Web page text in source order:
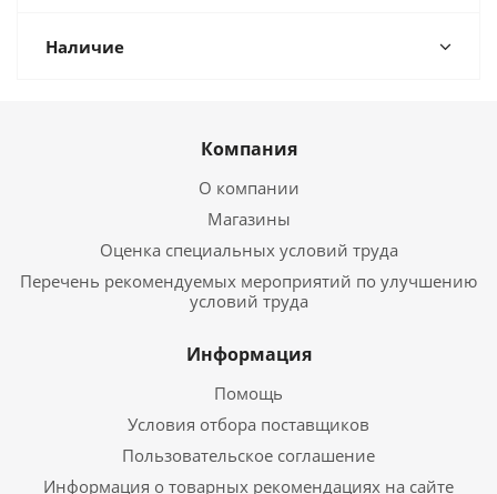
Наличие
Компания
О компании
Магазины
Оценка специальных условий труда
Перечень рекомендуемых мероприятий по улучшению
условий труда
Информация
Помощь
Условия отбора поставщиков
Пользовательское соглашение
Информация о товарных рекомендациях на сайте